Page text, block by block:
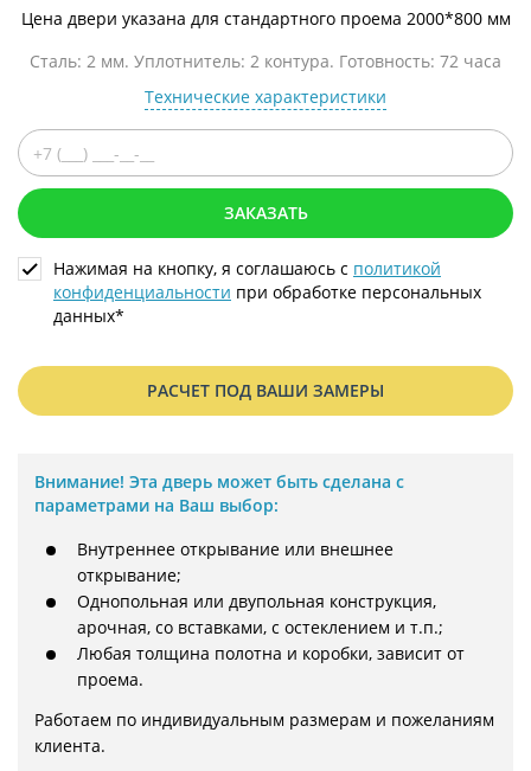
Цена двери указана для стандартного проема 2000*800 мм
Сталь: 2 мм. Уплотнитель: 2 контура. Готовность: 72 часа
Технические характеристики
ЗАКАЗАТЬ
Нажимая на кнопку, я соглашаюсь с политикой
конфиденциальности при обработке персональных
данных*
РАСЧЕТ ПОД ВАШИ ЗАМЕРЫ
Внимание! Эта дверь может быть сделана с
параметрами на Ваш выбор:
Внутреннее открывание или внешнее
открывание;
Однопольная или двупольная конструкция,
арочная, со вставками, с остеклением и т.п.;
Любая толщина полотна и коробки, зависит от
проема.
Работаем по индивидуальным размерам и пожеланиям
клиента.